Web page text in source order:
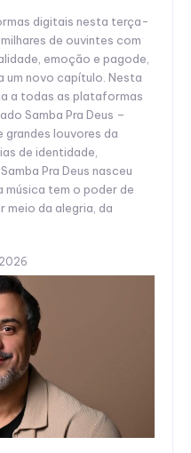
digitais nesta terça-
de ouvintes com
emoção e pagode,
um novo capítulo. Nesta
a todas as plataformas
Samba Pra Deus –
grandes louvores da
de identidade,
Pra Deus nasceu
música tem o poder de
meio da alegria, da